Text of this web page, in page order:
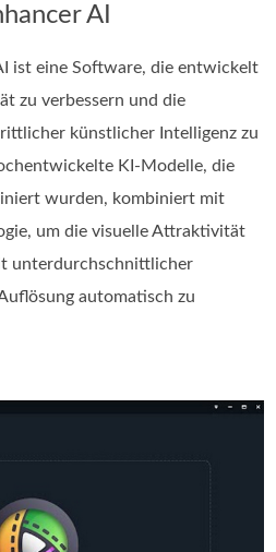
AI
ist eine Software, die entwickelt
zu verbessern und die
künstlicher Intelligenz zu
KI-Modelle, die
wurden, kombiniert mit
um die visuelle Attraktivität
unterdurchschnittlicher
automatisch zu